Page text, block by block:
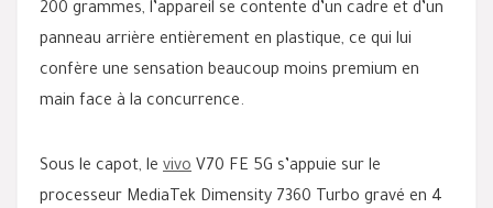
200 grammes, l’appareil se contente d’un cadre et d’un
panneau arrière entièrement en plastique, ce qui lui
confère une sensation beaucoup moins premium en
main face à la concurrence.
Sous le capot, le vivo V70 FE 5G s’appuie sur le
processeur MediaTek Dimensity 7360 Turbo gravé en 4